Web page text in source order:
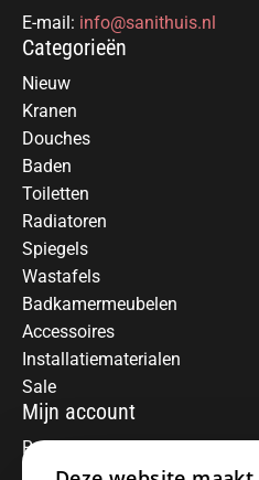
E-mail: info@sanithuis.nl
Categorieën
Nieuw
Kranen
Douches
Baden
Toiletten
Radiatoren
Spiegels
Wastafels
Badkamermeubelen
Accessoires
Installatiematerialen
Sale
Mijn account
Registreren
Mijn bestellingen